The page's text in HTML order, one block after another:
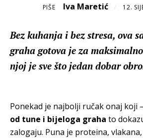
PIŠE Iva Maretić / 12.
Bez kuhanja i bez stresa, ova
graha gotova je za
njoj je sve što jedan dobar
Ponekad je najbolji ručak onaj koji
od tune i bijeloga graha to
zalogaju. Puna je proteina,